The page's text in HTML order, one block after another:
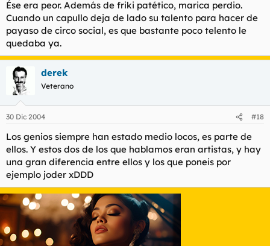
forma de comportarse cambiaba por completo, donde
mostraba al personaje, el que todos conocemos.
Y no lo digo yo, lo dicen sus amigos, compañeros y
familiares.
Haz clic para expandir...
De estar vivo ahora, saldría entrevistado por el Quintero y
en los zapping de Crónicas Marcianas. Y en vez de ser
encumbrado como genio, sería tratado de friki patético,
que básicamente es lo que era.
Claro claro, y andy warhol seria poci no te jode.
Ése era peor. Además de friki patético, marica perdio.
Cuando un capullo deja de lado su talento para hacer de
payaso de circo social, es que bastante poco telento le
quedaba ya.
derek
Veterano
30 Dic 2004 #18
Los genios siempre han estado medio locos, es parte de
ellos. Y estos dos de los que hablamos eran artistas, y hay
una gran diferencia entre ellos y los que poneis por
ejemplo joder xDDD